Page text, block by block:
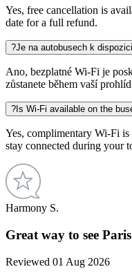
Yes, free cancellation is
date for a full refund.
?Je na autobusech k
Ano, bezplatné Wi-Fi je
zůstanete během vaší
? Is Wi-Fi available on the
Yes, complimentary Wi-Fi
stay connected during your
Harmony S.
Great way to see Paris
Reviewed 01 Aug 2026